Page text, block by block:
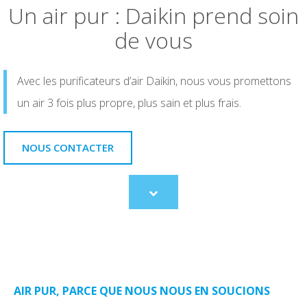
Un air pur : Daikin prend soin
de vous
Avec les purificateurs d’air Daikin, nous vous promettons
un air 3 fois plus propre, plus sain et plus frais.
NOUS CONTACTER
Scroll
to
AIR PUR, PARCE QUE NOUS NOUS EN SOUCIONS